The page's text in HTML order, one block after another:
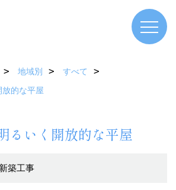
地域別
すべて
的な平屋
るいく開放的な平屋
築工事